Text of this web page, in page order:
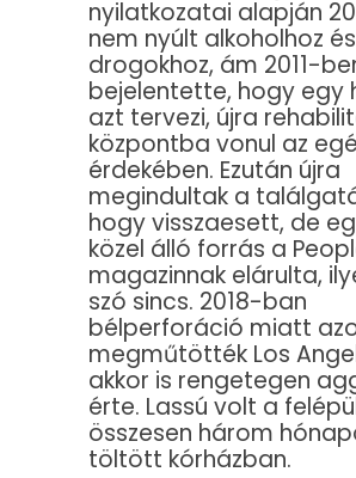
nyilatkozatai alapján
nem nyúlt alkoholhoz és
drogokhoz, ám 2011-
bejelentette, hogy egy
azt tervezi, újra
központba vonul az
érdekében. Ezután újra
megindultak a
hogy visszaesett, de
közel álló forrás a
magazinnak elárulta,
szó sincs. 2018-ban
bélperforáció miatt
megműtötték Los
akkor is rengetegen
érte. Lassú volt a
összesen három
töltött kórházban.